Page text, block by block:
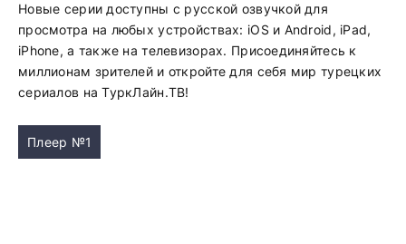
Новые серии доступны с русской озвучкой для
просмотра на любых устройствах: iOS и Android, iPad,
iPhone, а также на телевизорах. Присоединяйтесь к
миллионам зрителей и откройте для себя мир турецких
сериалов на ТуркЛайн.ТВ!
Плеер №1